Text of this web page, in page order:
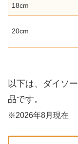
18cm
20cm
以下は、ダイソ
品です。
※2026年8月現在